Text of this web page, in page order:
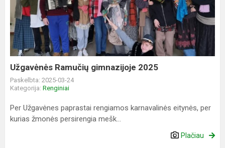
gimnazijoje
2025
Užgavėnės Ramučių gimnazijoje 2025
Paskelbta: 2025-03-24
Kategorija: Renginiai
Per Užgavėnes paprastai rengiamos karnavalinės eitynės, per
kurias žmonės persirengia mešk...
Plačiau